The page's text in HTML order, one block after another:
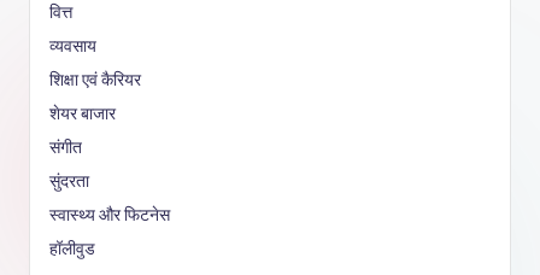
वित्त
व्यवसाय
शिक्षा एवं कैरियर
शेयर बाजार
संगीत
सुंदरता
स्वास्थ्य और फिटनेस
हॉलीवुड